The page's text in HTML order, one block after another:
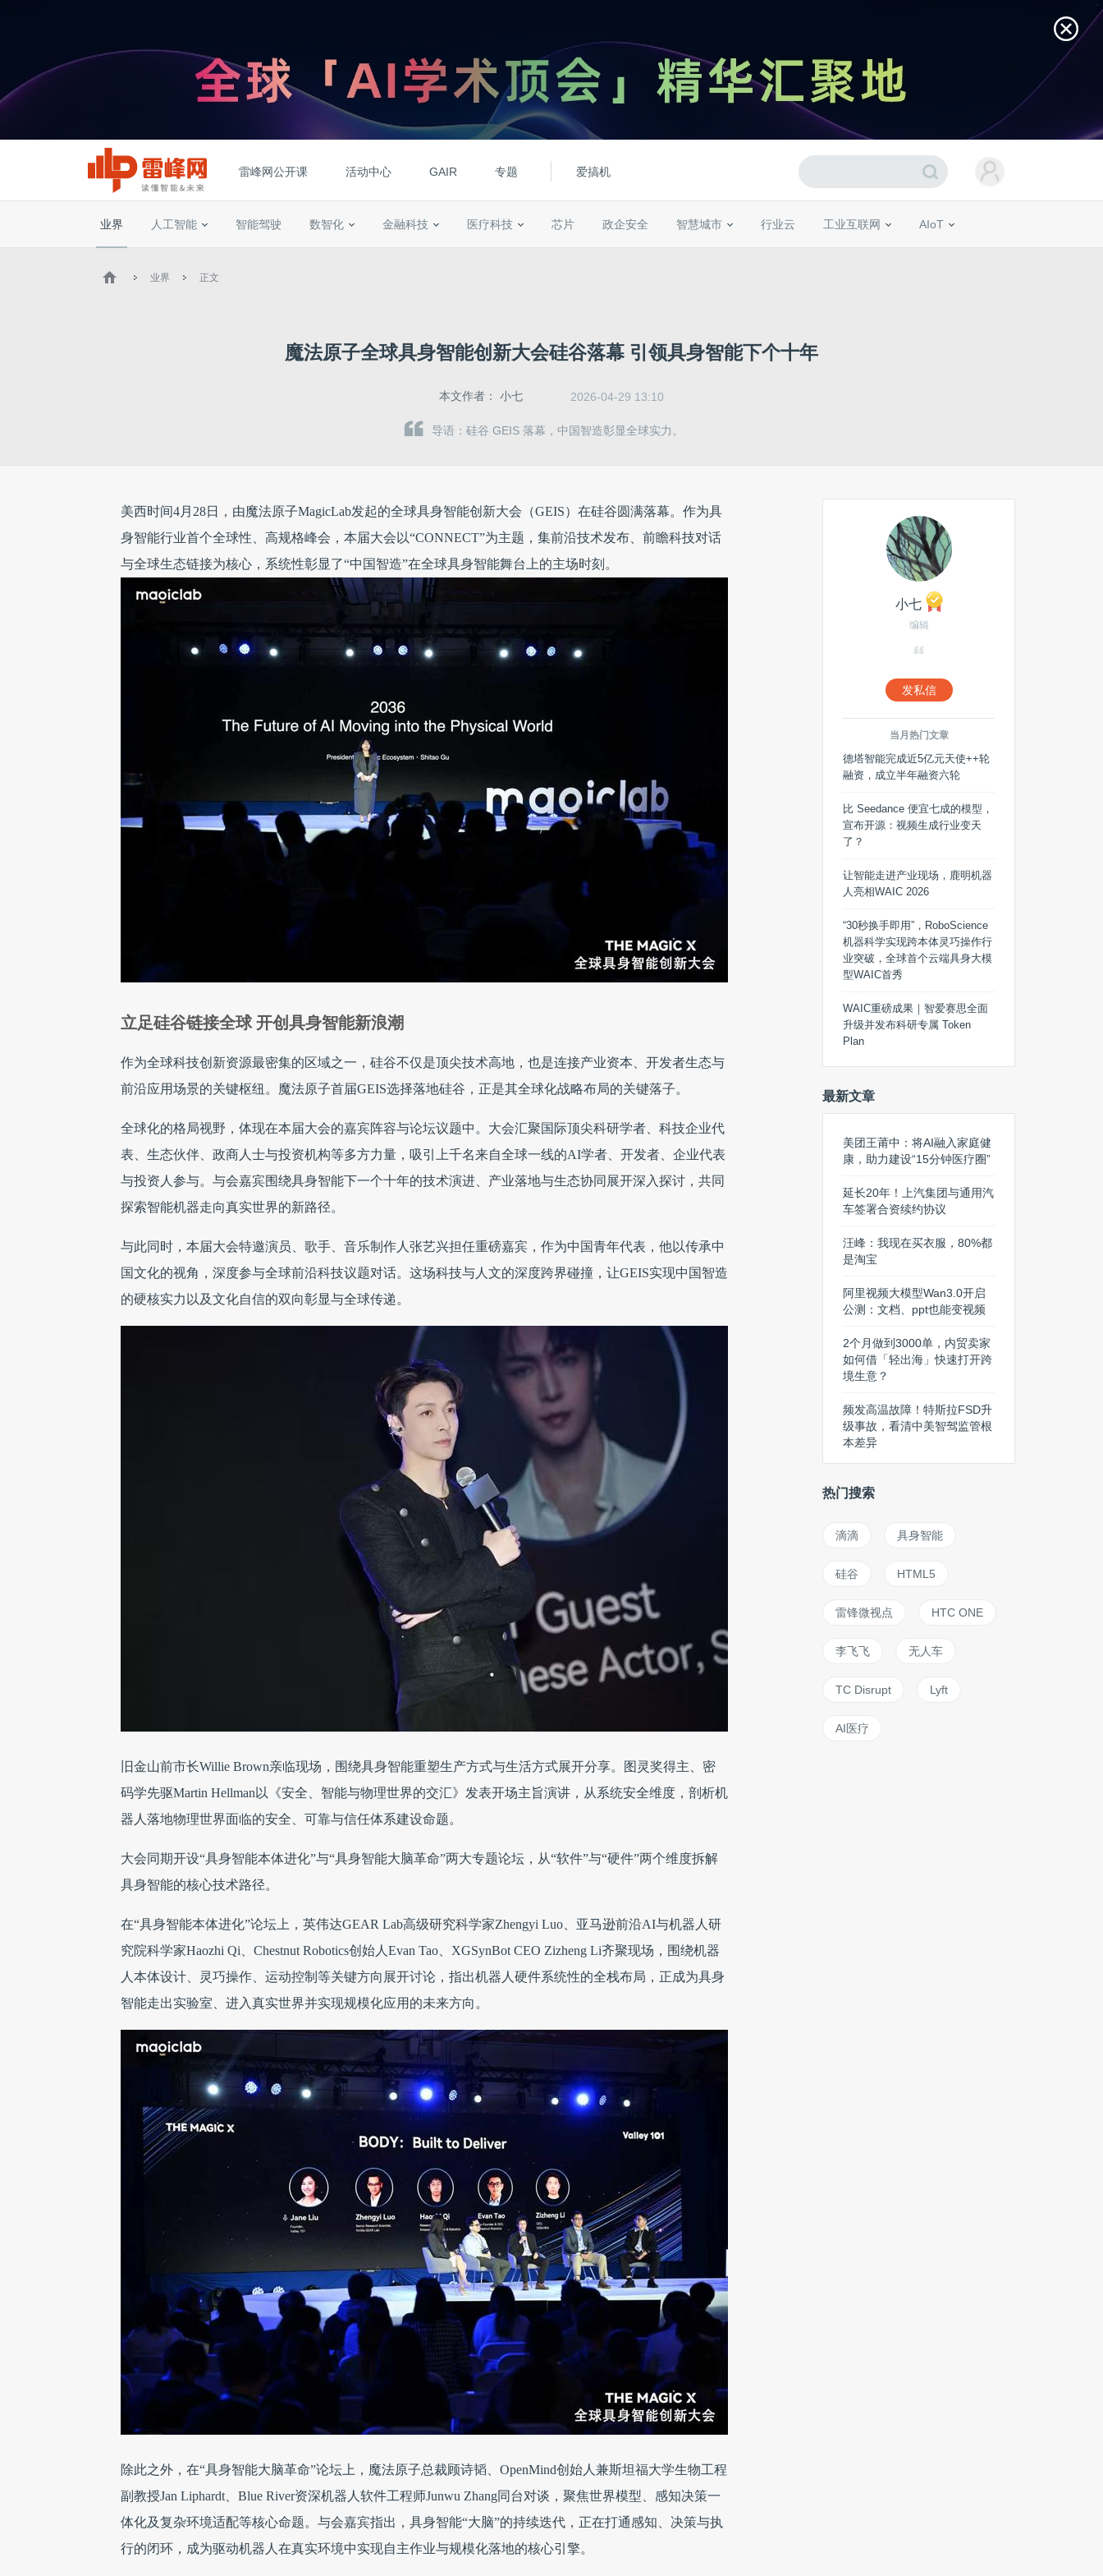
雷峰网公开课 活动中心 GAIR 专题 爱搞机
业界 人工智能 智能驾驶 数智化 金融科技 医疗科技 芯片 政企安全 智慧城市 行业云 工业互联网 AIoT
业界 正文
魔法原子全球具身智能创新大会硅谷落幕 引领具身智能下个十年
本文作者： 小七 2026-04-29 13:10
导语：硅谷 GEIS 落幕，中国智造彰显全球实力。
美西时间4月28日，由魔法原子MagicLab发起的全球具身智能创新大会（GEIS）在硅谷圆满落幕。作为具
身智能行业首个全球性、高规格峰会，本届大会以“CONNECT”为主题，集前沿技术发布、前瞻科技对话
与全球生态链接为核心，系统性彰显了“中国智造”在全球具身智能舞台上的主场时刻。
立足硅谷链接全球 开创具身智能新浪潮
作为全球科技创新资源最密集的区域之一，硅谷不仅是顶尖技术高地，也是连接产业资本、开发者生态与
前沿应用场景的关键枢纽。魔法原子首届GEIS选择落地硅谷，正是其全球化战略布局的关键落子。
全球化的格局视野，体现在本届大会的嘉宾阵容与论坛议题中。大会汇聚国际顶尖科研学者、科技企业代
表、生态伙伴、政商人士与投资机构等多方力量，吸引上千名来自全球一线的AI学者、开发者、企业代表
与投资人参与。与会嘉宾围绕具身智能下一个十年的技术演进、产业落地与生态协同展开深入探讨，共同
探索智能机器走向真实世界的新路径。
与此同时，本届大会特邀演员、歌手、音乐制作人张艺兴担任重磅嘉宾，作为中国青年代表，他以传承中
国文化的视角，深度参与全球前沿科技议题对话。这场科技与人文的深度跨界碰撞，让GEIS实现中国智造
的硬核实力以及文化自信的双向彰显与全球传递。
旧金山前市长Willie Brown亲临现场，围绕具身智能重塑生产方式与生活方式展开分享。图灵奖得主、密
码学先驱Martin Hellman以《安全、智能与物理世界的交汇》发表开场主旨演讲，从系统安全维度，剖析机
器人落地物理世界面临的安全、可靠与信任体系建设命题。
大会同期开设“具身智能本体进化”与“具身智能大脑革命”两大专题论坛，从“软件”与“硬件”两个维度拆解
具身智能的核心技术路径。
在“具身智能本体进化”论坛上，英伟达GEAR Lab高级研究科学家Zhengyi Luo、亚马逊前沿AI与机器人研
究院科学家Haozhi Qi、Chestnut Robotics创始人Evan Tao、XGSynBot CEO Zizheng Li齐聚现场，围绕机器
人本体设计、灵巧操作、运动控制等关键方向展开讨论，指出机器人硬件系统性的全栈布局，正成为具身
智能走出实验室、进入真实世界并实现规模化应用的未来方向。
除此之外，在“具身智能大脑革命”论坛上，魔法原子总裁顾诗韬、OpenMind创始人兼斯坦福大学生物工程
副教授Jan Liphardt、Blue River资深机器人软件工程师Junwu Zhang同台对谈，聚焦世界模型、感知决策一
体化及复杂环境适配等核心命题。与会嘉宾指出，具身智能“大脑”的持续迭代，正在打通感知、决策与执
行的闭环，成为驱动机器人在真实环境中实现自主作业与规模化落地的核心引擎。
小七
编辑
发私信
当月热门文章
德塔智能完成近5亿元天使++轮
融资，成立半年融资六轮
比 Seedance 便宜七成的模型，
宣布开源：视频生成行业变天
了？
让智能走进产业现场，鹿明机器
人亮相WAIC 2026
“30秒换手即用”，RoboScience
机器科学实现跨本体灵巧操作行
业突破，全球首个云端具身大模
型WAIC首秀
WAIC重磅成果｜智爱赛思全面
升级并发布科研专属 Token
Plan
最新文章
美团王莆中：将AI融入家庭健
康，助力建设“15分钟医疗圈”
延长20年！上汽集团与通用汽
车签署合资续约协议
汪峰：我现在买衣服，80%都
是淘宝
阿里视频大模型Wan3.0开启
公测：文档、ppt也能变视频
2个月做到3000单，内贸卖家
如何借「轻出海」快速打开跨
境生意？
频发高温故障！特斯拉FSD升
级事故，看清中美智驾监管根
本差异
热门搜索
滴滴 具身智能
硅谷 HTML5
雷锋微视点 HTC ONE
李飞飞 无人车
TC Disrupt Lyft
AI医疗